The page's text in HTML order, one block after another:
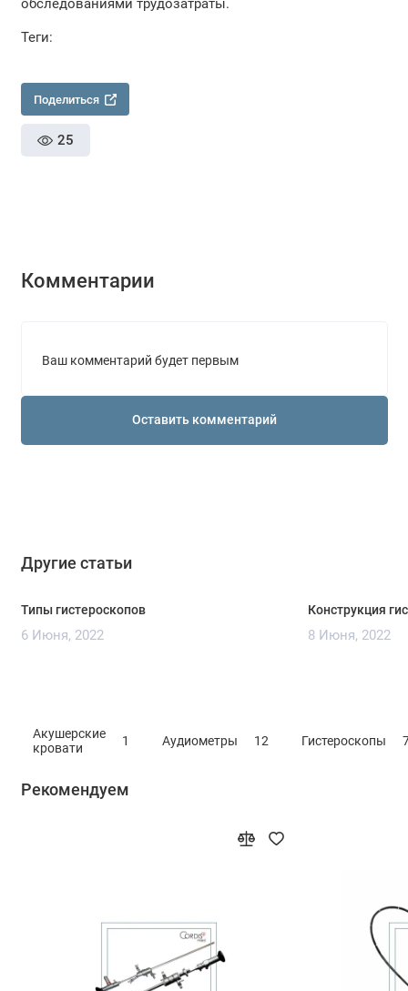
обследованиями трудозатраты.
Теги:
Поделиться
25
Комментарии
Ваш комментарий будет первым
Оставить комментарий
Другие статьи
Типы гистероскопов
6 Июня, 2022
Конструкция
8 Июня, 2022
Акушерские
кровати
1 Аудиометры 12 Гистероскопы
Рекомендуем